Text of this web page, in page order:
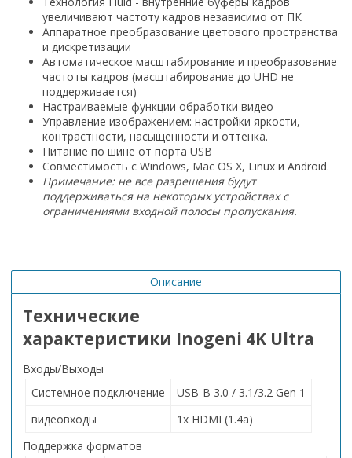
увеличивают частоту кадров независимо от ПК
Аппаратное преобразование цветового пространства
и дискретизации
Автоматическое масштабирование и преобразование
частоты кадров (масштабирование до UHD не
поддерживается)
Настраиваемые функции обработки видео
Управление изображением: настройки яркости,
контрастности, насыщенности и оттенка.
Питание по шине от порта USB
Совместимость с Windows, Mac OS X, Linux и Android.
Примечание: не все разрешения будут
поддерживаться на некоторых устройствах с
ограничениями входной полосы пропускания.
Описание
Технические
характеристики Inogeni 4K Ultra
Входы/Выходы
Системное подключение
USB-B 3.0 / 3.1/3.2 Gen 1
видеовходы
1x HDMI (1.4a)
Поддержка форматов